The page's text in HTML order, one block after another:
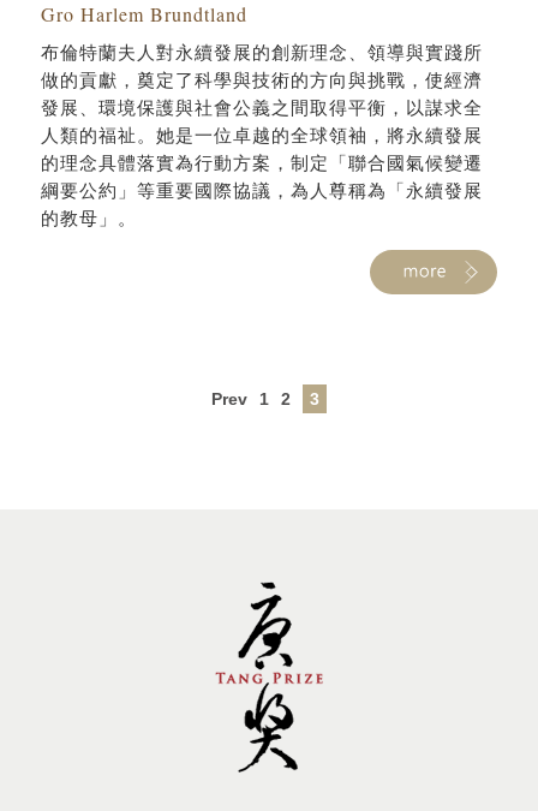
Gro Harlem Brundtland
布倫特蘭夫人對永續發展的創新理念、領導與實踐所
做的貢獻，奠定了科學與技術的方向與挑戰，使經濟
發展、環境保護與社會公義之間取得平衡，以謀求全
人類的福祉。她是一位卓越的全球領袖，將永續發展
的理念具體落實為行動方案，制定「聯合國氣候變遷
綱要公約」等重要國際協議，為人尊稱為「永續發展
的教母」。
Prev 1 2 3